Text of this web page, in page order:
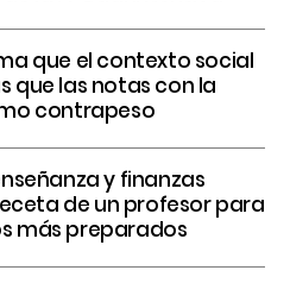
que el contexto social
que las notas con la
contrapeso
y finanzas
de un profesor para
más preparados